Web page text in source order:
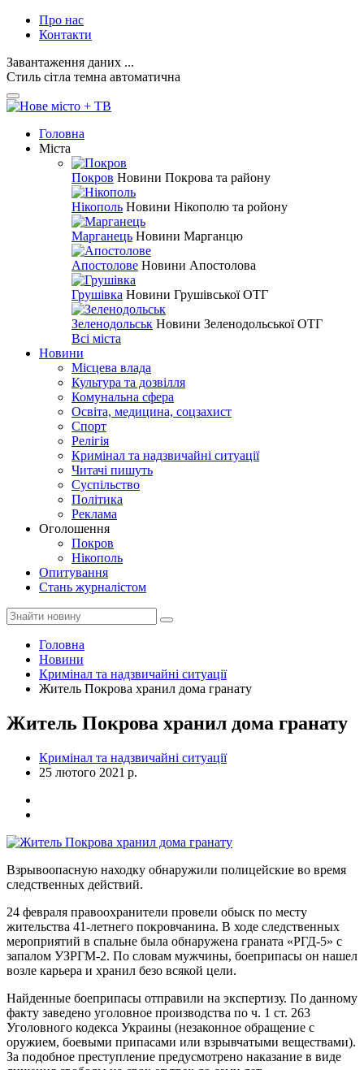
Про нас
Контакти
Завантаження даних ...
Стиль сітла темна автоматична
Головна
Міста
Покров Новини Покрова та району
Нікополь Новини Нікополю та ройону
Марганець Новини Марганцю
Апостолове Новини Апостолова
Грушівка Новини Грушівської ОТГ
Зеленодольськ Новини Зеленодольської ОТГ
Всі міста
Новини
Місцева влада
Культура та дозвілля
Комунальна сфера
Освіта, медицина, соцзахист
Спорт
Релігія
Кримінал та надзвичайні ситуації
Читачі пишуть
Суспільство
Політика
Реклама
Оголошення
Покров
Нікополь
Опитування
Стань журналістом
Головна
Новини
Кримінал та надзвичайні ситуації
Житель Покрова хранил дома гранату
Житель Покрова хранил дома гранату
Кримінал та надзвичайні ситуації
25 лютого 2021 р.
Взрывоопасную находку обнаружили полицейские во время
следственных действий.
24 февраля правоохранители провели обыск по месту
жительства 41-летнего покровчанина. В ходе следственных
мероприятий в спальне была обнаружена граната «РГД-5» с
запалом УЗРГМ-2. По словам мужчины, боеприпасы он нашел
возле карьера и хранил безо всякой цели.
Найденные боеприпасы отправили на экспертизу. По данному
факту заведено уголовное производства по ч. 1 ст. 263
Уголовного кодекса Украины (незаконное обращение с
оружием, боевыми припасами или взрывчатыми веществами).
За подобное преступление предусмотрено наказание в виде